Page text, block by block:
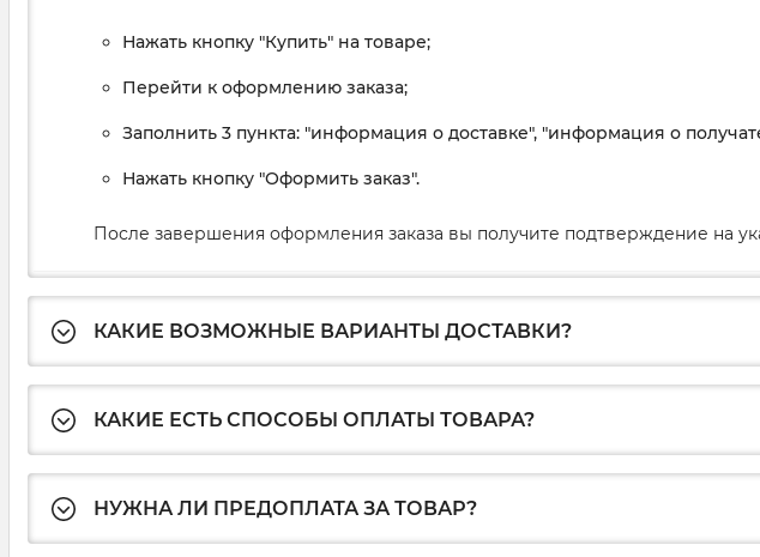
Нажать кнопку "Купить" на товаре;
Перейти к оформлению заказа;
Заполнить 3 пункта: "информация о доставке", "информация о
Нажать кнопку "Оформить заказ".
После завершения оформления заказа вы получите подтверждение на
КАКИЕ ВОЗМОЖНЫЕ ВАРИАНТЫ ДОСТАВКИ?
КАКИЕ ЕСТЬ СПОСОБЫ ОПЛАТЫ ТОВАРА?
НУЖНА ЛИ ПРЕДОПЛАТА ЗА ТОВАР?